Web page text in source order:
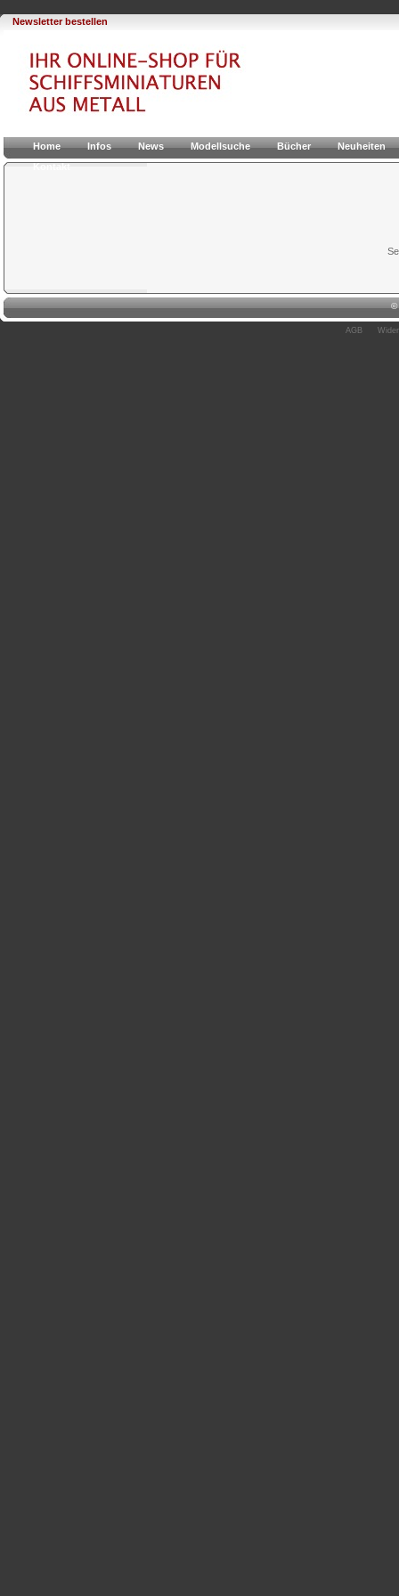
Newsletter bestellen
Home Infos News Modellsuche Bücher
Neuheiten
Kontakt
©
AGB